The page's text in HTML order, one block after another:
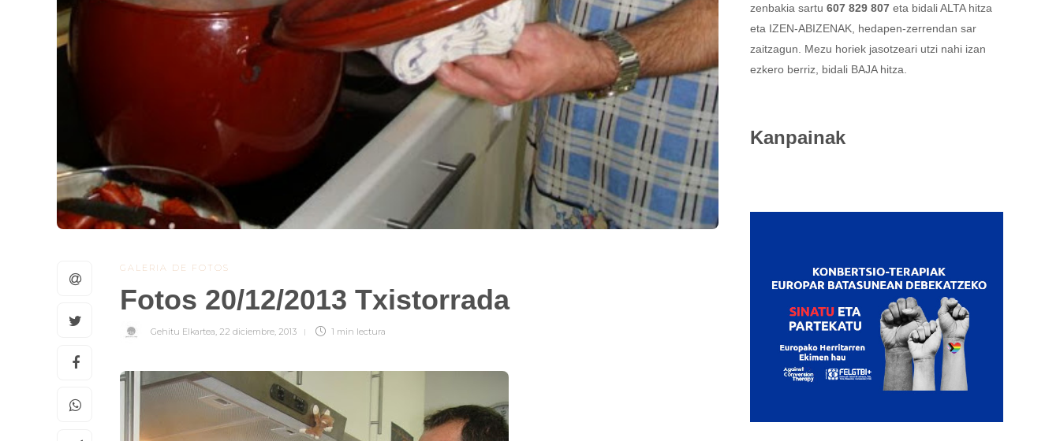
GALERIA DE FOTOS
Fotos 20/12/2013 Txistorrada
Gehitu Elkartea, 22 diciembre, 2013 1 min lectura
zenbakia sartu607 829 807 eta bidali ALTA hitza
eta IZEN-ABIZENAK, hedapen-zerrendan sar
zaitzagun. Mezu horiek jasotzeari utzi nahi izan
ezkero berriz, bidali BAJA hitza.
Kanpainak